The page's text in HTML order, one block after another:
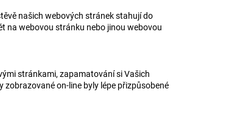
našich webových stránek stahují do
na webovou stránku nebo jinou webovou
stránkami, zapamatování si Vašich
zobrazované on-line byly lépe přizpůsobené